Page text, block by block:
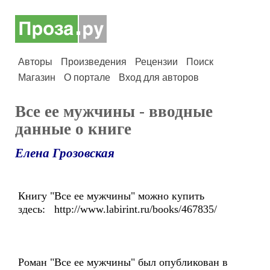
Авторы Произведения Рецензии
Поиск
Магазин
О портале Вход для авторов
Все ее мужчины - вводные
данные о книге
Елена Грозовская
Книгу "Все ее мужчины" можно купить
здесь: http://www.labirint.ru/books/467835/
Роман "Все ее мужчины" был опубликован в